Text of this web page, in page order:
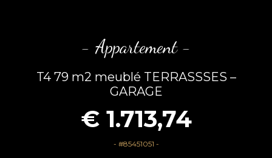
- Appartement -
T4 79 m2 meublé TERRASSSES –
GARAGE
€ 1.713,74
- #85451051 -